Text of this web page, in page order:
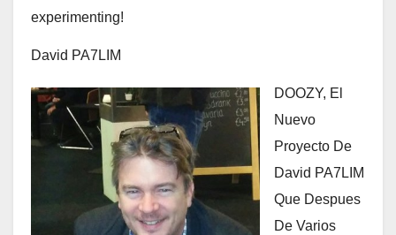
experimenting!
David PA7LIM
DOOZY, El
Nuevo
Proyecto De
David PA7LIM
Que Despues
De Varios